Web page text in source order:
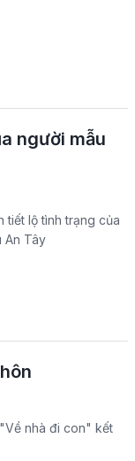
người mẫu
tiết lộ tình trạng của
An Tây
nhà đi con" kết